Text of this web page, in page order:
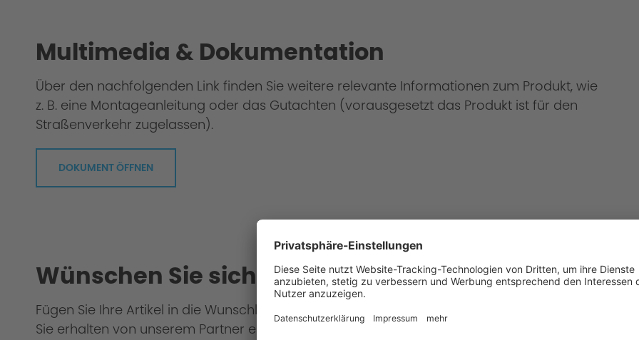
Multimedia & Dokumentation
Über den nachfolgenden Link finden Sie weitere relevante Informationen zum Produkt, wie
z. B. eine Montageanleitung oder das Gutachten (vorausgesetzt das Produkt ist für den
Straßenverkehr zugelassen).
DOKUMENT ÖFFNEN
Wünschen Sie sich eine Montage?
Fügen Sie Ihre Artikel in die Wunschliste hinzu & wählen Sie einen AC Schnitzer-Partner aus.
Sie erhalten von unserem Partner ein Gesamtangebot für die Teile & Montage.